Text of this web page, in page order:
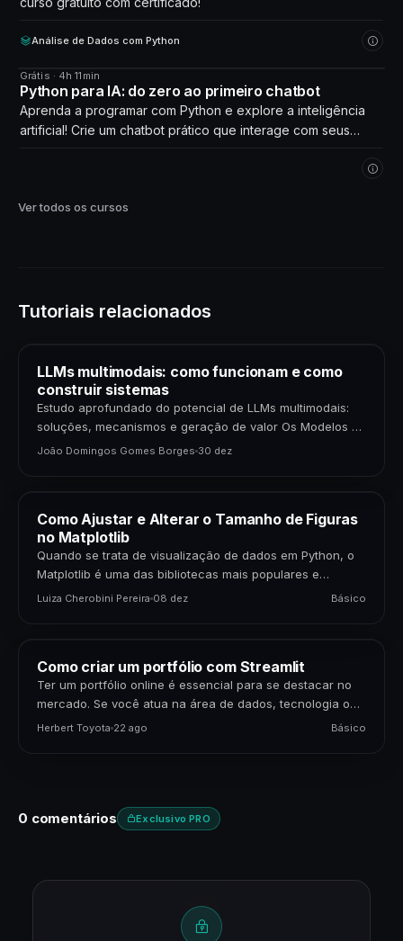
Análise de Dados com Python
CURSO
Grátis · 4h 11min
Python para IA: do zero ao primeiro chatbot
Aprenda a programar com Python e explore a inteligência
artificial! Crie um chatbot prático que interage com seus
Ver todos os cursos
Tutoriais relacionados
LLMs multimodais: como funcionam e como
construir sistemas
Estudo aprofundado do potencial de LLMs multimodais:
soluções, mecanismos e geração de valor Os Modelos de
Linguagem de Grande Porte (LLMs) multimodais
João Domingos Gomes Borges 30 dez
Como Ajustar e Alterar o Tamanho de Figuras
no Matplotlib
Quando se trata de visualização de dados em Python, o
Matplotlib é uma das bibliotecas mais populares e
poderosas disponíveis. Para cientistas de dados,…
Luiza Cherobini Pereira 08 dez Básico
Como criar um portfólio com Streamlit
Ter um portfólio online é essencial para se destacar no
mercado. Se você atua na área de dados, tecnologia ou
negócios, apresentar seus projetos…
Herbert Toyota 22 ago Básico
0 comentários Exclusivo PRO